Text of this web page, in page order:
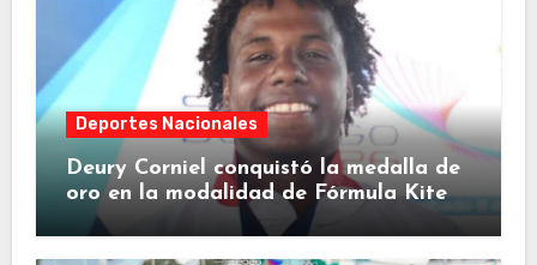
Deportes Nacionales
Deury Corniel conquistó la medalla de
oro en la modalidad de Fórmula Kite